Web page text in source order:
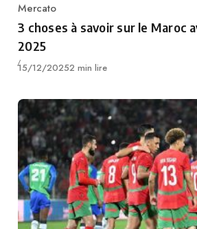
Category
Mercato
3 choses à savoir sur le Maroc
2025
Publié
15/12/20252 min lire